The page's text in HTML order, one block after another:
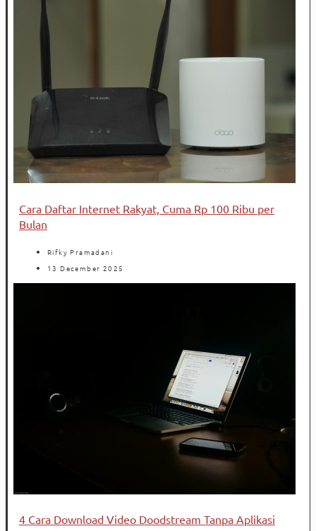
Cara Daftar Internet Rakyat, Cuma Rp 100 Ribu per
Bulan
Rifky Pramadani
13 December 2025
4 Cara Download Video Doodstream Tanpa Aplikasi